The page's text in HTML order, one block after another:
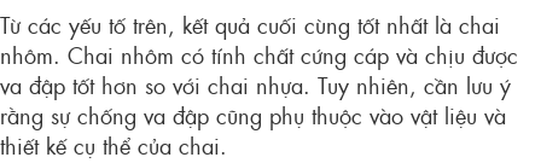
Từ các yếu tố trên, kết quả cuối cùng tốt nhất là chai
nhôm. Chai nhôm có tính chất cứng cáp và chịu được
va đập tốt hơn so với chai nhựa. Tuy nhiên, cần lưu ý
rằng sự chống va đập cũng phụ thuộc vào vật liệu và
thiết kế cụ thể của chai.